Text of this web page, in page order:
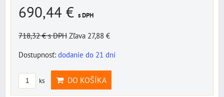
690,44 € s DPH
718,32 €s DPH Zľava 27,88 €
Dostupnosť: dodanie do 21 dní
ks DO KOŠÍKA